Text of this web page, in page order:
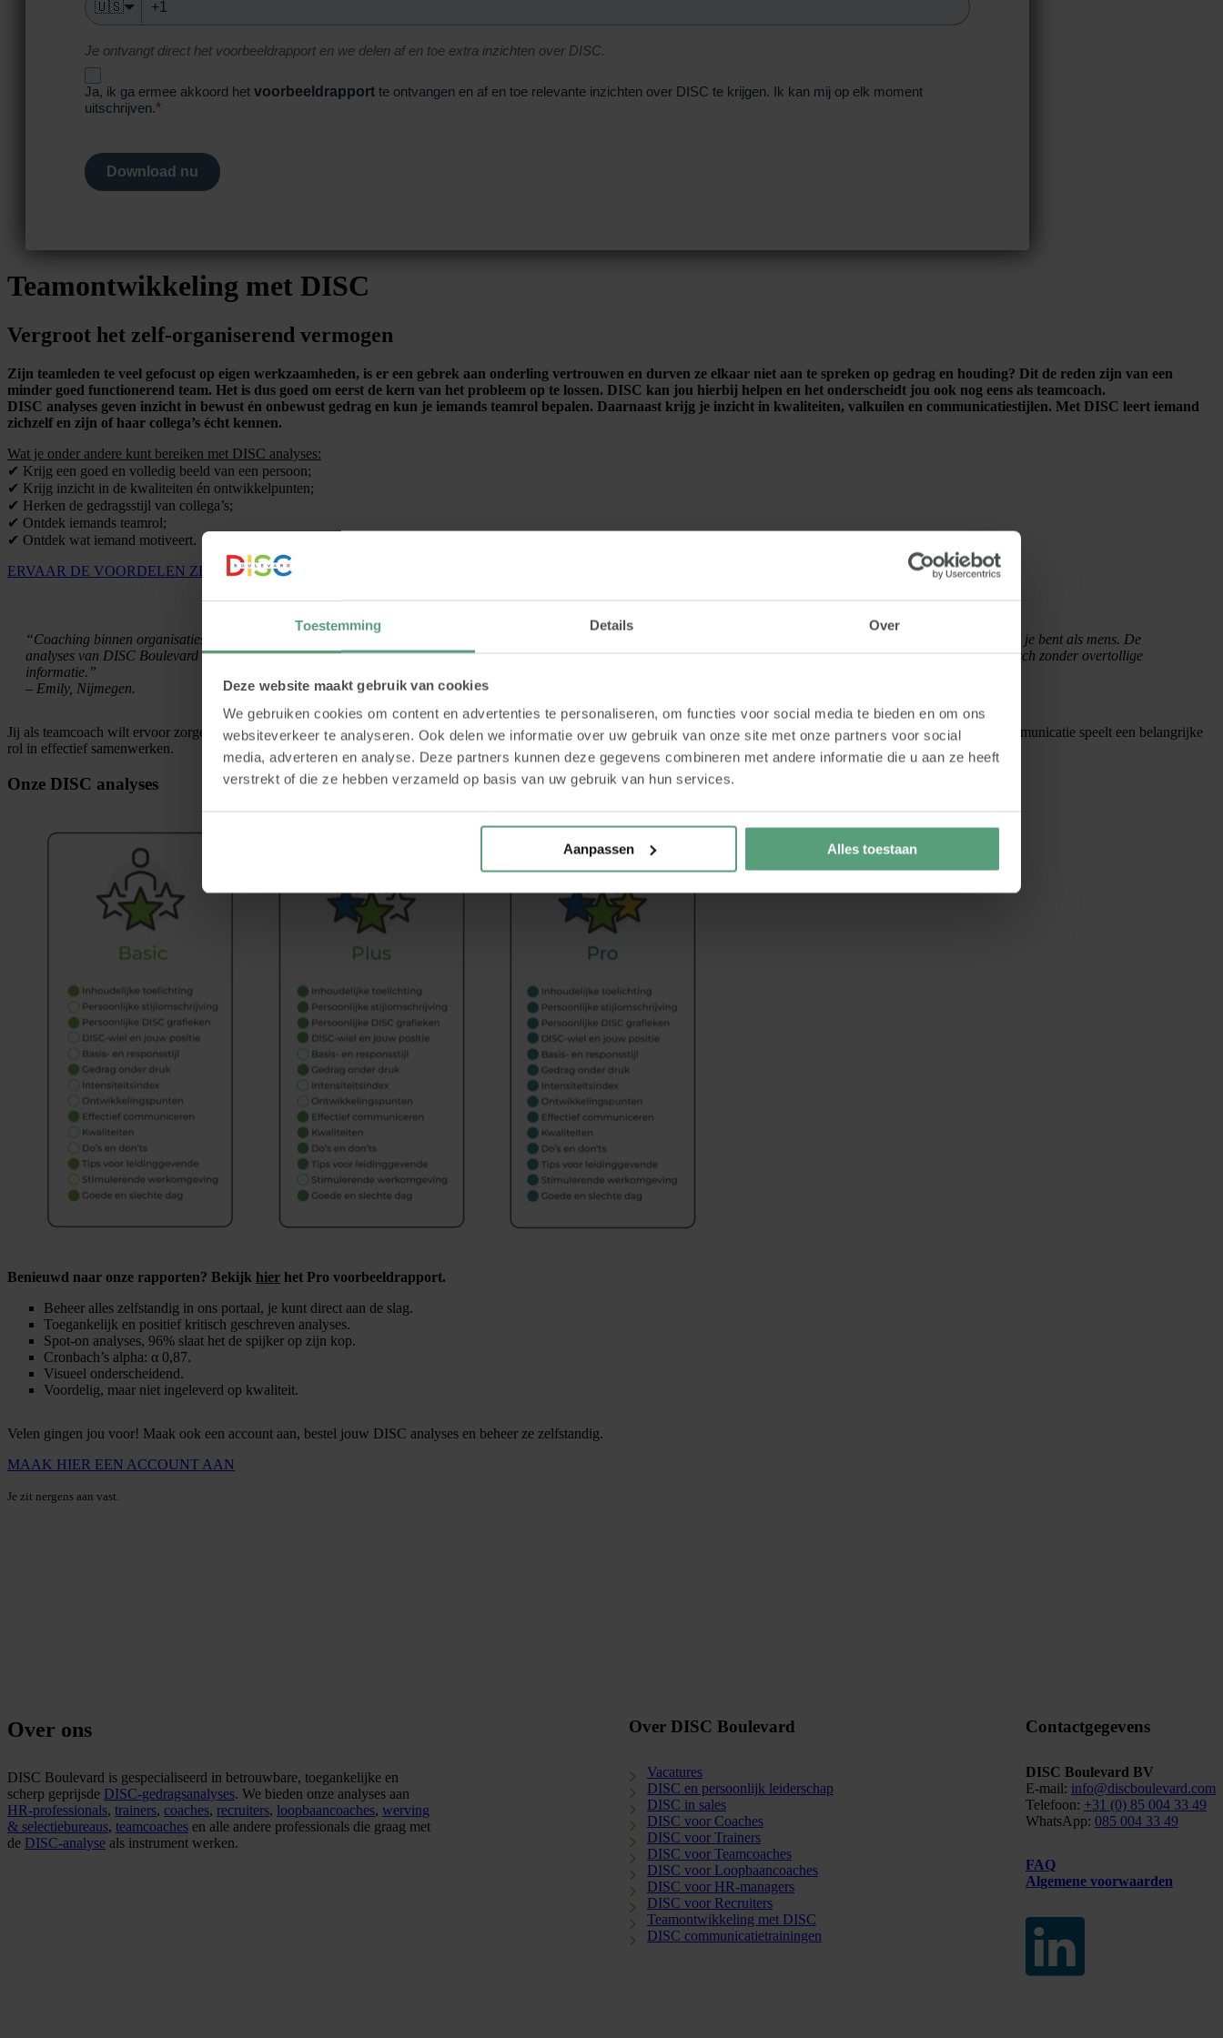
Toestemming Details Over
Deze website maakt gebruik van cookies
We gebruiken cookies om content en advertenties te personaliseren, om functies voor social media te bieden en om ons
websiteverkeer te analyseren. Ook delen we informatie over uw gebruik van onze site met onze partners voor social
media, adverteren en analyse. Deze partners kunnen deze gegevens combineren met andere informatie die u aan ze heeft
verstrekt of die ze hebben verzameld op basis van uw gebruik van hun services.
Aanpassen Alles toestaan
🇺🇸
Je ontvangt direct het voorbeeldrapport en we delen af en toe extra inzichten over DISC.
Ja, ik ga ermee akkoord het voorbeeldrapport te ontvangen en af en toe relevante inzichten over DISC te krijgen. Ik kan mij op elk moment
uitschrijven.*
Download nu
Teamontwikkeling met DISC
Vergroot het zelf-organiserend vermogen
Zijn teamleden te veel gefocust op eigen werkzaamheden, is er een gebrek aan onderling vertrouwen en durven ze elkaar niet aan te spreken op gedrag en houding? Dit de reden zijn van een
minder goed functionerend team. Het is dus goed om eerst de kern van het probleem op te lossen. DISC kan jou hierbij helpen en het onderscheidt jou ook nog eens als teamcoach.
DISC analyses geven inzicht in bewust én onbewust gedrag en kun je iemands teamrol bepalen. Daarnaast krijg je inzicht in kwaliteiten, valkuilen en communicatiestijlen. Met DISC leert iemand
zichzelf en zijn of haar collega’s écht kennen.
Wat je onder andere kunt bereiken met DISC analyses:
✔ Krijg een goed en volledig beeld van een persoon;
✔ Krijg inzicht in de kwaliteiten én ontwikkelpunten;
✔ Herken de gedragsstijl van collega’s;
✔ Ontdek iemands teamrol;
✔ Ontdek wat iemand motiveert.
ERVAAR DE VOORDELEN ZELF
“Coaching binnen organisaties is zeer persoonlijk. Ik coach mensen bij persoonlijke veranderkwesties en werk aan ontwikkeling van binnenuit. Groei begint bij inzicht in wie je bent als mens. De
analyses van DISC Boulevard geven dit inzicht en gebruik ik dan ook in veel coachingstrajecten als vertrekpunt. Ik vind de DISC analyses van DISC Boulevard lekker praktisch zonder overtollige
informatie.”
– Emily, Nijmegen.
Jij als teamcoach wilt ervoor zorgen dat teams en organisaties verder komen. Met DISC analyses kan jij teams effectief ontwikkelen en de samenwerking verbeteren. Vooral communicatie speelt een belangrijke
rol in effectief samenwerken.
Onze DISC analyses
Benieuwd naar onze rapporten? Bekijk hier het Pro voorbeeldrapport.
Beheer alles zelfstandig in ons portaal, je kunt direct aan de slag.
Toegankelijk en positief kritisch geschreven analyses.
Spot-on analyses, 96% slaat het de spijker op zijn kop.
Cronbach’s alpha: α 0,87.
Visueel onderscheidend.
Voordelig, maar niet ingeleverd op kwaliteit.
Velen gingen jou voor! Maak ook een account aan, bestel jouw DISC analyses en beheer ze zelfstandig.
MAAK HIER EEN ACCOUNT AAN
Je zit nergens aan vast.
Over ons
DISC Boulevard is gespecialiseerd in betrouwbare, toegankelijke en
scherp geprijsde DISC-gedragsanalyses. We bieden onze analyses aan
HR-professionals, trainers, coaches, recruiters, loopbaancoaches, werving
& selectiebureaus, teamcoaches en alle andere professionals die graag met
de DISC-analyse als instrument werken.
Over DISC Boulevard
Vacatures
DISC en persoonlijk leiderschap
DISC in sales
DISC voor Coaches
DISC voor Trainers
DISC voor Teamcoaches
DISC voor Loopbaancoaches
DISC voor HR-managers
DISC voor Recruiters
Teamontwikkeling met DISC
DISC communicatietrainingen
Contactgegevens
DISC Boulevard BV
E-mail: info@discboulevard.com
Telefoon: +31 (0) 85 004 33 49
WhatsApp: 085 004 33 49
FAQ
Algemene voorwaarden